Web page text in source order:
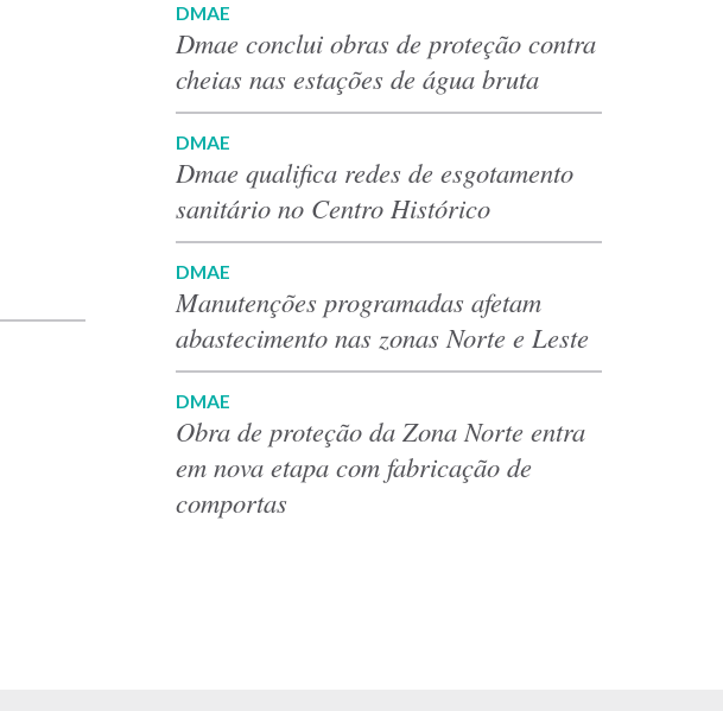
DMAE
Dmae conclui obras de proteção contra
cheias nas estações de água bruta
DMAE
Dmae qualifica redes de esgotamento
sanitário no Centro Histórico
DMAE
Manutenções programadas afetam
abastecimento nas zonas Norte e Leste
DMAE
Obra de proteção da Zona Norte entra
em nova etapa com fabricação de
comportas